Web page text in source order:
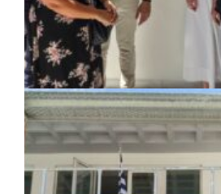
ΚΟΙΝΩΝΙΑ | 07/08/2026 · 18:01
Το Δημοτικό Κατάστημα
πλέον το όνομα